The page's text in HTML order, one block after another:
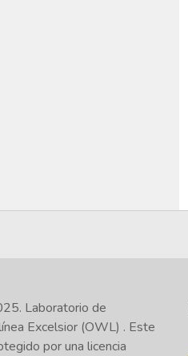
Laboratorio de
Excelsior (OWL) . Este
por una licencia